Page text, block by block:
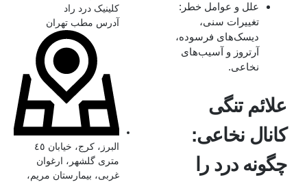
علل و عوامل خطر:
تغییرات سنی،
دیسک‌های فرسوده،
آرتروز و آسیب‌های
نخاعی.
علائم تنگی
کانال نخاعی:
چگونه درد را
کلینیک درد راد
آدرس مطب تهران
البرز، کرج، خیابان ٤٥
متری گلشهر، ارغوان
غربی، بیمارستان مریم،